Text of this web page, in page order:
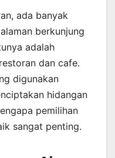
ada banyak
berkunjung
adalah
dan cafe.
digunakan
hidangan
pemilihan
sangat penting.